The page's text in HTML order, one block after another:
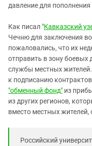
Ставропольский край
Чечня
Южная Осетия
Южный Кавказ
ЮФО
давление для
Как писал "Кавказский
Чечню для заключения
пожаловались, что их
отправить в зону боевых
службы местных
к подписанию
"обменный фонд" из
из других регионов,
вместо местных
Российский